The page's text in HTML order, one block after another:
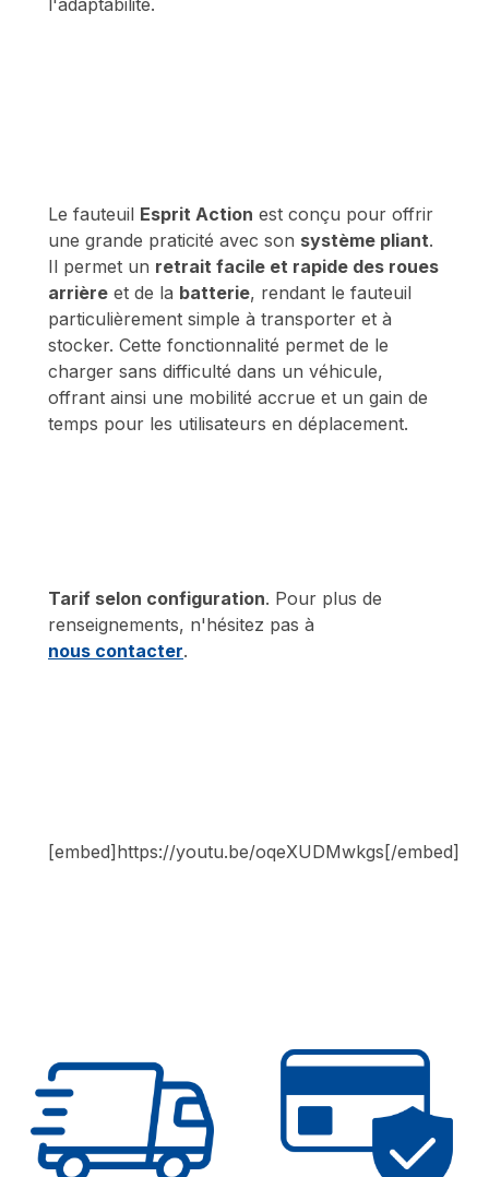
l'adaptabilité.
Le fauteuil Esprit Action est conçu pour offrir
une grande praticité avec son système pliant.
Il permet un retrait facile et rapide des roues
arrière et de la batterie, rendant le fauteuil
particulièrement simple à transporter et à
stocker. Cette fonctionnalité permet de le
charger sans difficulté dans un véhicule,
offrant ainsi une mobilité accrue et un gain de
temps pour les utilisateurs en déplacement.
Tarif selon configuration. Pour plus de
renseignements, n'hésitez pas à
nous contacter.
[embed]https://youtu.be/oqeXUDMwkgs[/embed]